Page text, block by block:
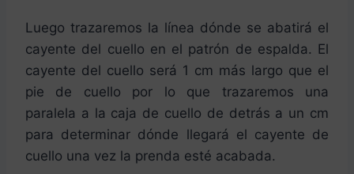
Luego trazaremos la línea dónde se abatirá el
cayente del cuello en el patrón de espalda. El
cayente del cuello será 1 cm más largo que el
pie de cuello por lo que trazaremos una
paralela a la caja de cuello de detrás a un cm
para determinar dónde llegará el cayente de
cuello una vez la prenda esté acabada.